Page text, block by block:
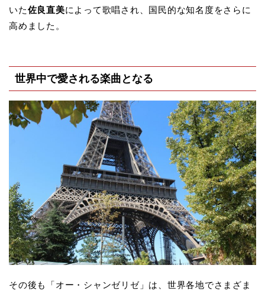
いた佐良直美によって歌唱され、国民的な知名度をさらに
高めました。
世界中で愛される楽曲となる
その後も「オー・シャンゼリゼ」は、世界各地でさまざま